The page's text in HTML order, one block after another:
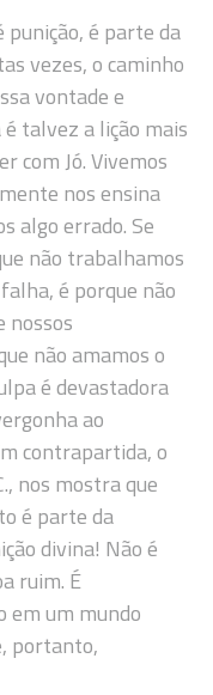
é parte da
vezes, o caminho
vontade e
talvez a lição mais
com Jó. Vivemos
nos ensina
algo errado. Se
não trabalhamos
é porque não
nossos
não amamos o
é devastadora
ao
contrapartida, o
nos mostra que
é parte da
divina! Não é
ruim. É
um mundo
portanto,